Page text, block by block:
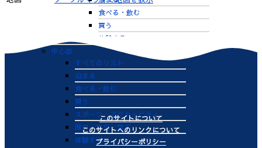
食べる・飲む
買う
体験する
中心部
すべてのリスト
泊まる
食べる・飲む
買う
スポーツ・アクティビティ
歴史・文化・学ぶ
体験する
このサイトについて
このサイトへのリンクについて
プライバシーポリシー